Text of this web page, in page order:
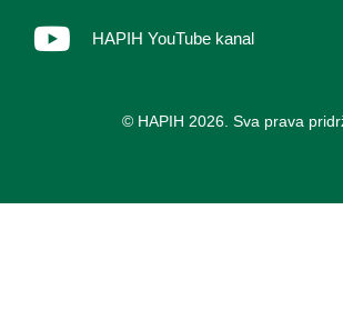
HAPIH YouTube kanal
© HAPIH 2026. Sva prava